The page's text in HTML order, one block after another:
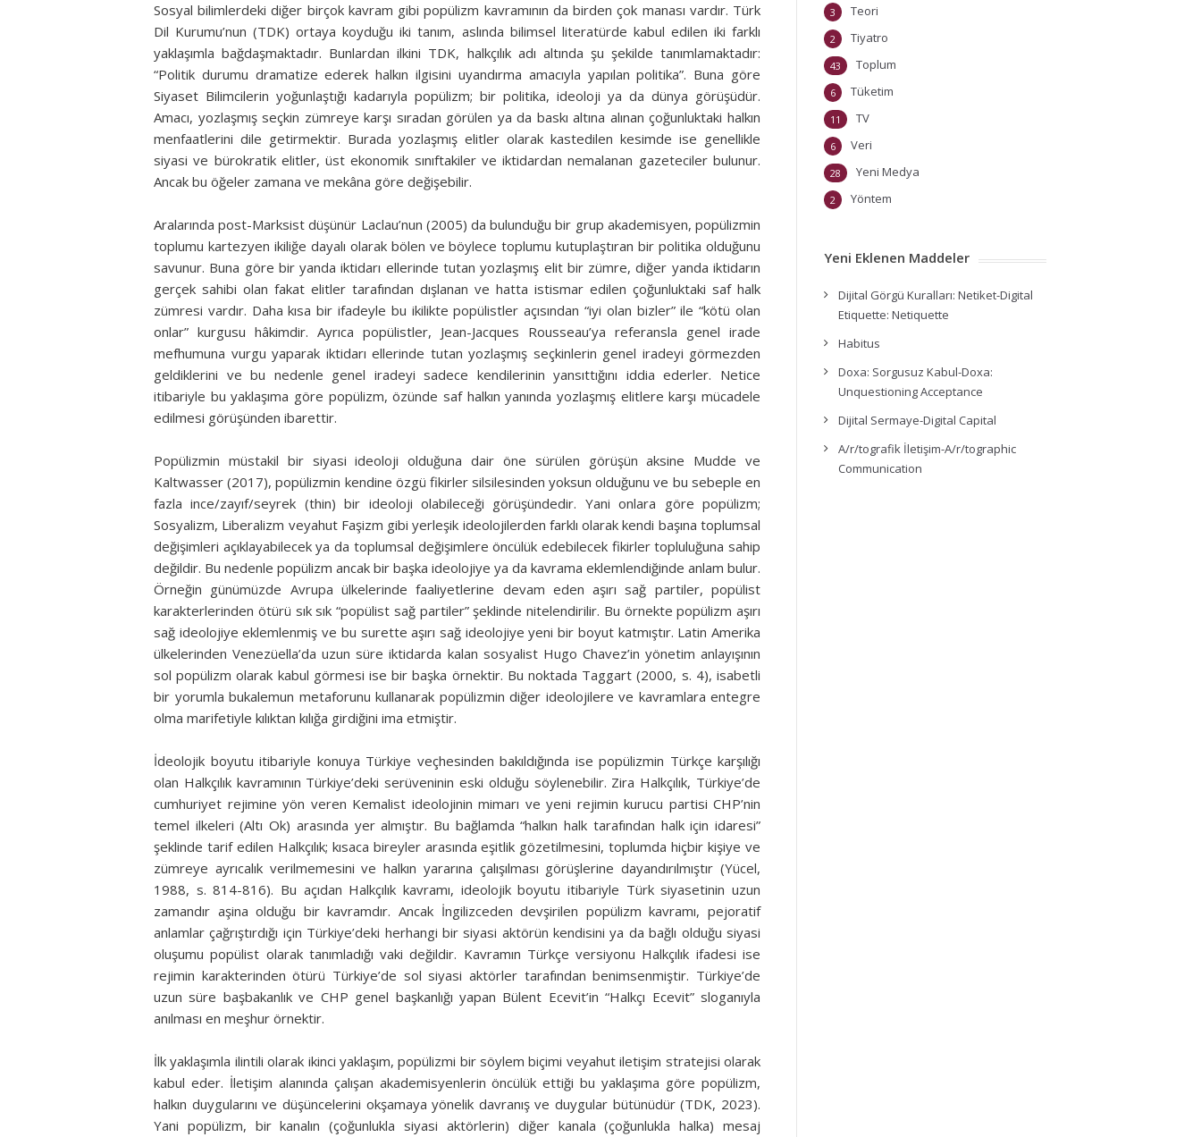
Sosyal bilimlerdeki diğer birçok kavram gibi popülizm kavramının da birden çok manası vardır. Türk
Dil Kurumu’nun (TDK) ortaya koyduğu iki tanım, aslında bilimsel literatürde kabul edilen iki farklı
yaklaşımla bağdaşmaktadır. Bunlardan ilkini TDK, halkçılık adı altında şu şekilde tanımlamaktadır:
“Politik durumu dramatize ederek halkın ilgisini uyandırma amacıyla yapılan politika”. Buna göre
Siyaset Bilimcilerin yoğunlaştığı kadarıyla popülizm; bir politika, ideoloji ya da dünya görüşüdür.
Amacı, yozlaşmış seçkin zümreye karşı sıradan görülen ya da baskı altına alınan çoğunluktaki halkın
menfaatlerini dile getirmektir. Burada yozlaşmış elitler olarak kastedilen kesimde ise genellikle
siyasi ve bürokratik elitler, üst ekonomik sınıftakiler ve iktidardan nemalanan gazeteciler bulunur.
Ancak bu öğeler zamana ve mekâna göre değişebilir.
Aralarında post-Marksist düşünür Laclau’nun (2005) da bulunduğu bir grup akademisyen, popülizmin
toplumu kartezyen ikiliğe dayalı olarak bölen ve böylece toplumu kutuplaştıran bir politika olduğunu
savunur. Buna göre bir yanda iktidarı ellerinde tutan yozlaşmış elit bir zümre, diğer yanda iktidarın
gerçek sahibi olan fakat elitler tarafından dışlanan ve hatta istismar edilen çoğunluktaki saf halk
zümresi vardır. Daha kısa bir ifadeyle bu ikilikte popülistler açısından “iyi olan bizler” ile “kötü olan
onlar” kurgusu hâkimdir. Ayrıca popülistler, Jean-Jacques Rousseau’ya referansla genel irade
mefhumuna vurgu yaparak iktidarı ellerinde tutan yozlaşmış seçkinlerin genel iradeyi görmezden
geldiklerini ve bu nedenle genel iradeyi sadece kendilerinin yansıttığını iddia ederler. Netice
itibariyle bu yaklaşıma göre popülizm, özünde saf halkın yanında yozlaşmış elitlere karşı mücadele
edilmesi görüşünden ibarettir.
Popülizmin müstakil bir siyasi ideoloji olduğuna dair öne sürülen görüşün aksine Mudde ve
Kaltwasser (2017), popülizmin kendine özgü fikirler silsilesinden yoksun olduğunu ve bu sebeple en
fazla ince/zayıf/seyrek (thin) bir ideoloji olabileceği görüşündedir. Yani onlara göre popülizm;
Sosyalizm, Liberalizm veyahut Faşizm gibi yerleşik ideolojilerden farklı olarak kendi başına toplumsal
değişimleri açıklayabilecek ya da toplumsal değişimlere öncülük edebilecek fikirler topluluğuna sahip
değildir. Bu nedenle popülizm ancak bir başka ideolojiye ya da kavrama eklemlendiğinde anlam bulur.
Örneğin günümüzde Avrupa ülkelerinde faaliyetlerine devam eden aşırı sağ partiler, popülist
karakterlerinden ötürü sık sık “popülist sağ partiler” şeklinde nitelendirilir. Bu örnekte popülizm aşırı
sağ ideolojiye eklemlenmiş ve bu surette aşırı sağ ideolojiye yeni bir boyut katmıştır. Latin Amerika
ülkelerinden Venezüella’da uzun süre iktidarda kalan sosyalist Hugo Chavez’in yönetim anlayışının
sol popülizm olarak kabul görmesi ise bir başka örnektir. Bu noktada Taggart (2000, s. 4), isabetli
bir yorumla bukalemun metaforunu kullanarak popülizmin diğer ideolojilere ve kavramlara entegre
olma marifetiyle kılıktan kılığa girdiğini ima etmiştir.
İdeolojik boyutu itibariyle konuya Türkiye veçhesinden bakıldığında ise popülizmin Türkçe karşılığı
olan Halkçılık kavramının Türkiye’deki serüveninin eski olduğu söylenebilir. Zira Halkçılık, Türkiye’de
cumhuriyet rejimine yön veren Kemalist ideolojinin mimarı ve yeni rejimin kurucu partisi CHP’nin
temel ilkeleri (Altı Ok) arasında yer almıştır. Bu bağlamda “halkın halk tarafından halk için idaresi”
şeklinde tarif edilen Halkçılık; kısaca bireyler arasında eşitlik gözetilmesini, toplumda hiçbir kişiye ve
zümreye ayrıcalık verilmemesini ve halkın yararına çalışılması görüşlerine dayandırılmıştır (Yücel,
1988, s. 814-816). Bu açıdan Halkçılık kavramı, ideolojik boyutu itibariyle Türk siyasetinin uzun
zamandır aşina olduğu bir kavramdır. Ancak İngilizceden devşirilen popülizm kavramı, pejoratif
anlamlar çağrıştırdığı için Türkiye’deki herhangi bir siyasi aktörün kendisini ya da bağlı olduğu siyasi
oluşumu popülist olarak tanımladığı vaki değildir. Kavramın Türkçe versiyonu Halkçılık ifadesi ise
rejimin karakterinden ötürü Türkiye’de sol siyasi aktörler tarafından benimsenmiştir. Türkiye’de
uzun süre başbakanlık ve CHP genel başkanlığı yapan Bülent Ecevit’in “Halkçı Ecevit” sloganıyla
anılması en meşhur örnektir.
İlk yaklaşımla ilintili olarak ikinci yaklaşım, popülizmi bir söylem biçimi veyahut iletişim stratejisi olarak
kabul eder. İletişim alanında çalışan akademisyenlerin öncülük ettiği bu yaklaşıma göre popülizm,
halkın duygularını ve düşüncelerini okşamaya yönelik davranış ve duygular bütünüdür (TDK, 2023).
Yani popülizm, bir kanalın (çoğunlukla siyasi aktörlerin) diğer kanala (çoğunlukla halka) mesaj
Teori
3
Tiyatro
2
Toplum
43
Tüketim
6
TV
11
Veri
6
Yeni Medya
28
Yöntem
2
Yeni Eklenen Maddeler
Dijital Görgü Kuralları: Netiket-Digital
Etiquette: Netiquette
Habitus
Doxa: Sorgusuz Kabul-Doxa:
Unquestioning Acceptance
Dijital Sermaye-Digital Capital
A/r/tografik İletişim-A/r/tographic
Communication